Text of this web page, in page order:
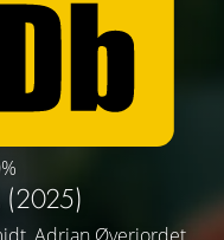
(2025)